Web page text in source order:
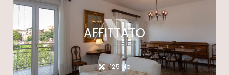
AFFITTATO
125 Mq